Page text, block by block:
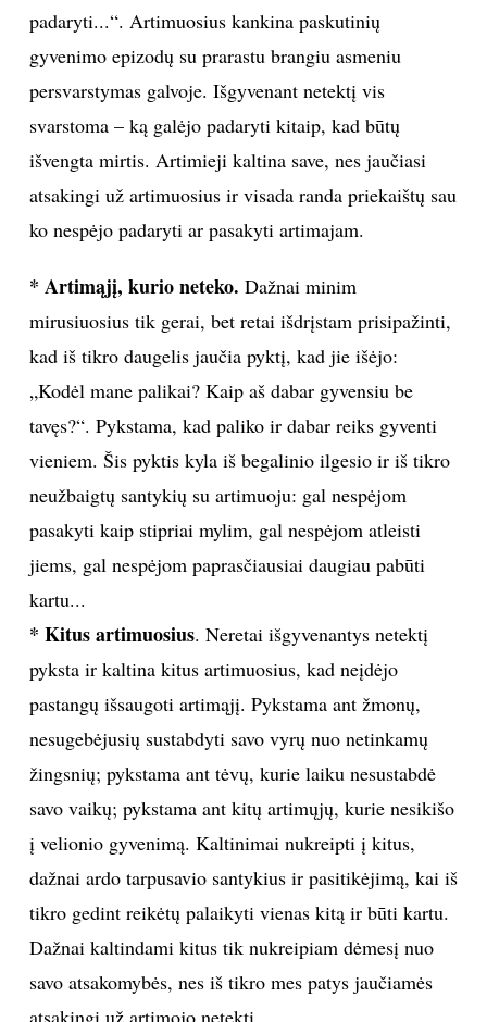
KNYGOS
INTERJERAS
VIRTUVĖ
VAIKAI
NELAIMĖS
KONTAKTAI
PRIVATUMO POLITIKA
PRENUMERUOK
NAUJIENLAIŠKĮ
Jūs sutinkate su
taisyklėmis
padaryti...“. Artimuosius kankina paskutinių
gyvenimo epizodų su prarastu brangiu asmeniu
persvarstymas galvoje. Išgyvenant netektį vis
svarstoma – ką galėjo padaryti kitaip, kad būtų
išvengta mirtis. Artimieji kaltina save, nes jaučiasi
atsakingi už artimuosius ir visada randa priekaištų sau
ko nespėjo padaryti ar pasakyti artimajam.
* Artimąjį, kurio neteko. Dažnai minim
mirusiuosius tik gerai, bet retai išdrįstam prisipažinti,
kad iš tikro daugelis jaučia pyktį, kad jie išėjo:
„Kodėl mane palikai? Kaip aš dabar gyvensiu be
tavęs?“. Pykstama, kad paliko ir dabar reiks gyventi
vieniem. Šis pyktis kyla iš begalinio ilgesio ir iš tikro
neužbaigtų santykių su artimuoju: gal nespėjom
pasakyti kaip stipriai mylim, gal nespėjom atleisti
jiems, gal nespėjom paprasčiausiai daugiau pabūti
kartu...
* Kitus artimuosius. Neretai išgyvenantys netektį
pyksta ir kaltina kitus artimuosius, kad neįdėjo
pastangų išsaugoti artimąjį. Pykstama ant žmonų,
nesugebėjusių sustabdyti savo vyrų nuo netinkamų
žingsnių; pykstama ant tėvų, kurie laiku nesustabdė
savo vaikų; pykstama ant kitų artimųjų, kurie nesikišo
į velionio gyvenimą. Kaltinimai nukreipti į kitus,
dažnai ardo tarpusavio santykius ir pasitikėjimą, kai iš
tikro gedint reikėtų palaikyti vienas kitą ir būti kartu.
Dažnai kaltindami kitus tik nukreipiam dėmesį nuo
savo atsakomybės, nes iš tikro mes patys jaučiamės
atsakingi už artimojo netektį.